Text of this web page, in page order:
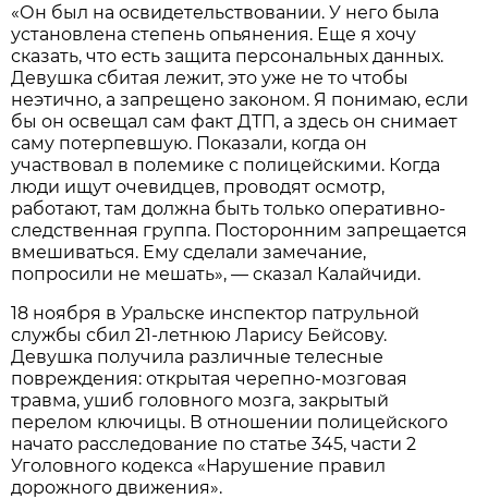
«Он был на освидетельствовании. У него была
установлена степень опьянения. Еще я хочу
сказать, что есть защита персональных данных.
Девушка сбитая лежит, это уже не то чтобы
неэтично, а запрещено законом. Я понимаю, если
бы он освещал сам факт ДТП, а здесь он снимает
саму потерпевшую. Показали, когда он
участвовал в полемике с полицейскими. Когда
люди ищут очевидцев, проводят осмотр,
работают, там должна быть только оперативно-
следственная группа. Посторонним запрещается
вмешиваться. Ему сделали замечание,
попросили не мешать», — сказал Калайчиди.
18 ноября в Уральске инспектор патрульной
службы сбил 21-летнюю Ларису Бейсову.
Девушка получила различные телесные
повреждения: открытая черепно-мозговая
травма, ушиб головного мозга, закрытый
перелом ключицы. В отношении полицейского
начато расследование по статье 345, части 2
Уголовного кодекса «Нарушение правил
дорожного движения».